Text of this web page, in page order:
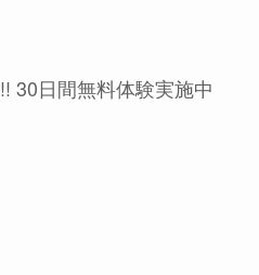
!! 30日間無料体験実施中